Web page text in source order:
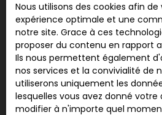
politique de confidentialité.
Recevoir des
Nous utilisons des cookies afin
expérience optimale et une
notre site. Grace à ces
proposer du contenu en rapport
Ils nous permettent également
nos services et la convivialité de
utiliserons uniquement les
lesquelles vous avez donné votre
modifier à n'importe quel